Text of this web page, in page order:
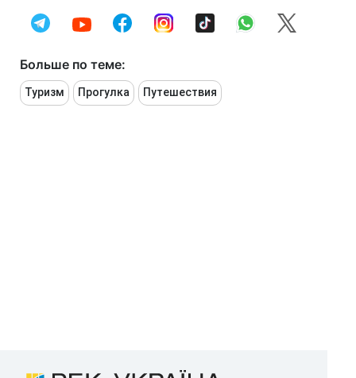
Больше по теме:
Туризм Прогулка Путешествия